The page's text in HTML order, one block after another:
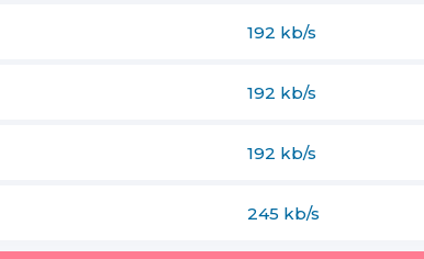
192 kb/s
192 kb/s
192 kb/s
245 kb/s